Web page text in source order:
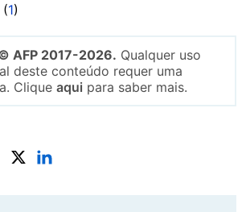
(1)
AFP 2017-2026. Qualquer uso
deste conteúdo requer uma
Clique aqui para saber mais.